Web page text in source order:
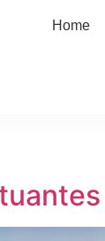
Home